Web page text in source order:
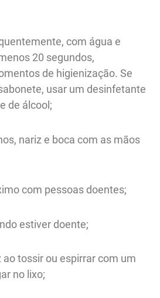
com água e
20 segundos,
de higienização. Se
usar um desinfetante
de álcool;
nariz e boca com as mãos
com pessoas doentes;
estiver doente;
ao tossir ou espirrar com um
no lixo;